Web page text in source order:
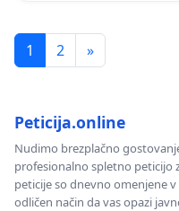
1 2 »
Peticija.online
Nudimo brezplačno
profesionalno spletno peticijo
peticije so dnevno omenjene
odličen način da vas opazi